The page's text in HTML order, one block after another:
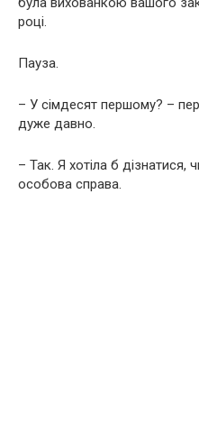
році.
Пауза.
– У сімдесят першому? –
дуже давно.
– Так. Я хотіла б
особова справа.